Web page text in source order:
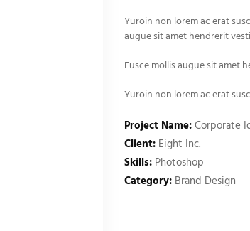
Yuroin non lorem ac erat
augue sit amet hendrerit
Fusce mollis augue sit amet
Yuroin non lorem ac erat
Project Name:Corporate
Client: Eight Inc.
Skills: Photoshop
Category: Brand Design